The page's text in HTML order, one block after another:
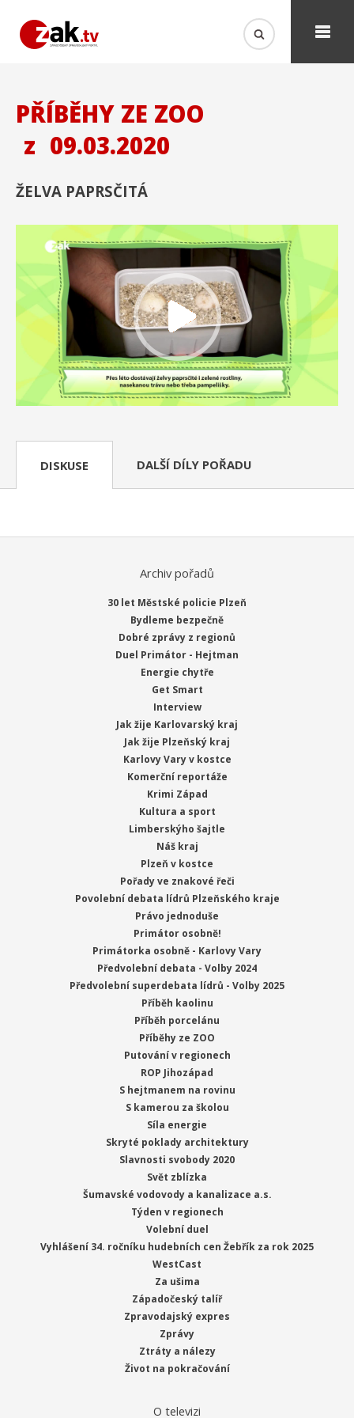
PŘÍBĚHY ZE ZOO
z 09.03.2020
ŽELVA PAPRSČITÁ
DISKUSE DALŠÍ DÍLY POŘADU
Archiv pořadů
30 let Městské policie Plzeň
Bydleme bezpečně
Dobré zprávy z regionů
Duel Primátor - Hejtman
Energie chytře
Get Smart
Interview
Jak žije Karlovarský kraj
Jak žije Plzeňský kraj
Karlovy Vary v kostce
Komerční reportáže
Krimi Západ
Kultura a sport
Limberskýho šajtle
Náš kraj
Plzeň v kostce
Pořady ve znakové řeči
Povolební debata lídrů Plzeňského kraje
Právo jednoduše
Primátor osobně!
Primátorka osobně - Karlovy Vary
Předvolební debata - Volby 2024
Předvolební superdebata lídrů - Volby 2025
Příběh kaolinu
Příběh porcelánu
Příběhy ze ZOO
Putování v regionech
ROP Jihozápad
S hejtmanem na rovinu
S kamerou za školou
Síla energie
Skryté poklady architektury
Slavnosti svobody 2020
Svět zblízka
Šumavské vodovody a kanalizace a.s.
Týden v regionech
Volební duel
Vyhlášení 34. ročníku hudebních cen Žebřík za rok 2025
WestCast
Za ušima
Západočeský talíř
Zpravodajský expres
Zprávy
Ztráty a nálezy
Život na pokračování
O televizi